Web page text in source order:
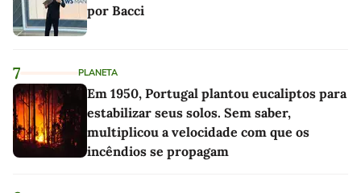
por Bacci
7 PLANETA
Em 1950, Portugal plantou eucaliptos para
estabilizar seus solos. Sem saber,
multiplicou a velocidade com que os
incêndios se propagam